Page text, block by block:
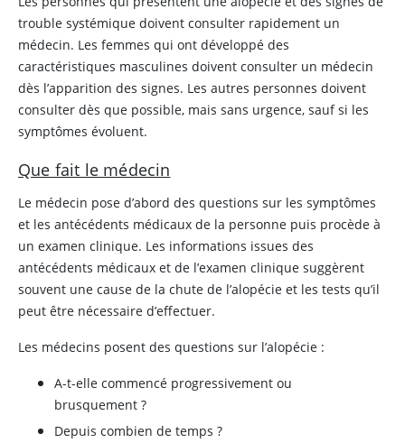
trouble systémique doivent consulter rapidement un
médecin. Les femmes qui ont développé des
caractéristiques masculines doivent consulter un médecin
dès l’apparition des signes. Les autres personnes doivent
consulter dès que possible, mais sans urgence, sauf si les
symptômes évoluent.
Que fait le médecin
Le médecin pose d’abord des questions sur les symptômes
et les antécédents médicaux de la personne puis procède à
un examen clinique. Les informations issues des
antécédents médicaux et de l’examen clinique suggèrent
souvent une cause de la chute de l’alopécie et les tests qu’il
peut être nécessaire d’effectuer.
Les médecins posent des questions sur l’alopécie :
A-t-elle commencé progressivement ou
brusquement ?
Depuis combien de temps ?